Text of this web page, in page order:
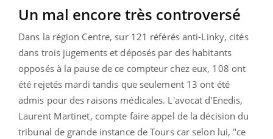
Un mal encore très controversé
Dans la région Centre, sur 121 référés anti-Linky, cités
dans trois jugements et déposés par des habitants
opposés à la pause de ce compteur chez eux, 108 ont
été rejetés mardi tandis que seulement 13 ont été
admis pour des raisons médicales. L'avocat d'Enedis,
Laurent Martinet, compte faire appel de la décision du
tribunal de grande instance de Tours car selon lui, "ce